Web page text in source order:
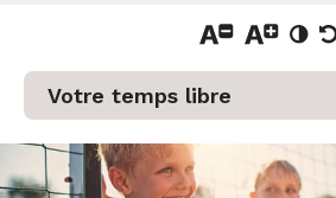
Votre temps libre